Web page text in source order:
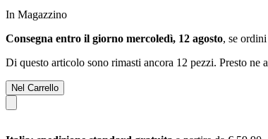
In Magazzino
Consegna entro il giorno mercoledì, 12 agosto, se
Di questo articolo sono rimasti ancora 12 pezzi. Presto
Nel Carrello